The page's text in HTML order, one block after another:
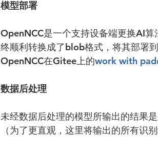
模型部署
OpenNCC是一个支持设备端更换AI
终顺利转换成了blob格式，将其部署
OpenNCC在Gitee上的work with
数据后处理
未经数据后处理的模型所输出的结果
（为了更直观，这里将输出的所有识